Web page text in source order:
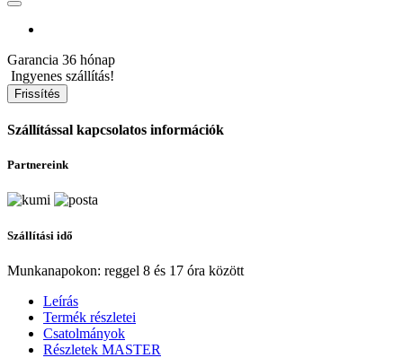
Garancia 36 hónap
Ingyenes szállítás!
Szállítással kapcsolatos információk
Partnereink
Szállítási idő
Munkanapokon: reggel 8 és 17 óra között
Leírás
Termék részletei
Csatolmányok
Részletek MASTER